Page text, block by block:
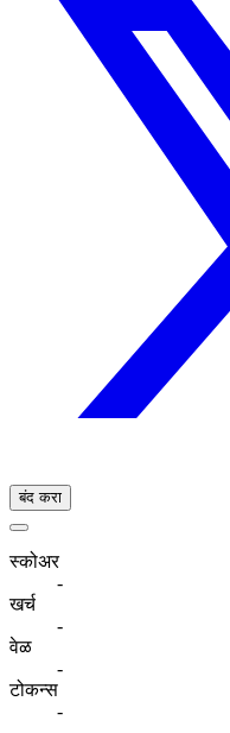
बंद करा
स्कोअर
-
खर्च
-
वेळ
-
टोकन्स
-